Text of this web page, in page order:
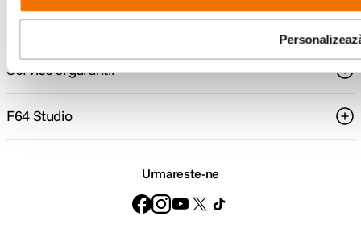
Suport
Service si garantii
F64 Studio
Urmareste-ne